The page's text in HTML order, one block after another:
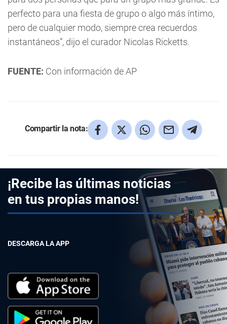
perfecto para una fiesta de grupo o algo más íntimo,
pero de cualquier modo, siempre crea recuerdos
instantáneos”, dijo el curador Nicolas Ricketts.
FUENTE: Con información de AP
Compartir la nota:
¡Recibe las últimas noticias
en tus propias manos!
DESCARGA LA APP